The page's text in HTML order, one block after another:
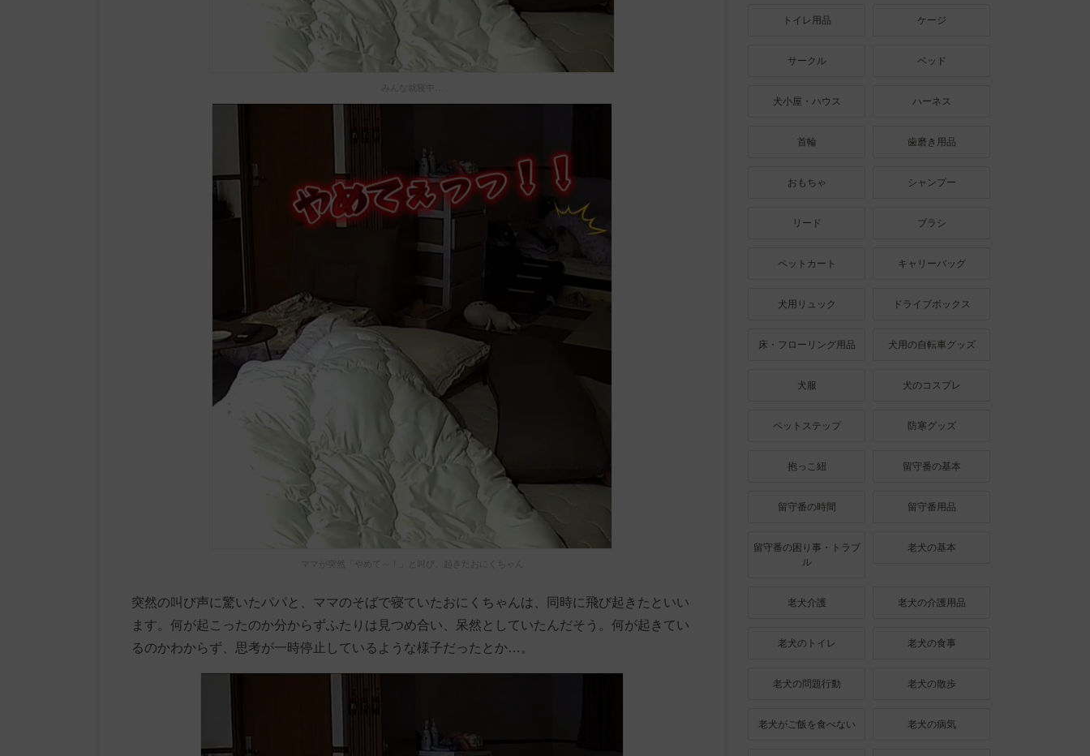
ママが突然「やめて～！」と叫び、起きたおにくちゃん
突然の叫び声に驚いたパパと、ママのそばで寝ていたおにくちゃんは、同時に飛び起きたといい
ます。何が起こったのか分からずふたりは見つめ合い、呆然としていたんだそう。何が起きてい
るのかわからず、思考が一時停止しているような様子だったとか…。
トイレ用品 ケージ
サークル ベッド
犬小屋・ハウス ハーネス
首輪 歯磨き用品
おもちゃ シャンプー
リード ブラシ
ペットカート キャリーバッグ
犬用リュック ドライブボックス
床・フローリング用品 犬用の自転車グッズ
犬服 犬のコスプレ
ペットステップ 防寒グッズ
抱っこ紐 留守番の基本
留守番の時間 留守番用品
留守番の困り事・トラブ
ル
老犬の基本
老犬介護 老犬の介護用品
老犬のトイレ 老犬の食事
老犬の問題行動 老犬の散歩
老犬がご飯を食べない 老犬の病気